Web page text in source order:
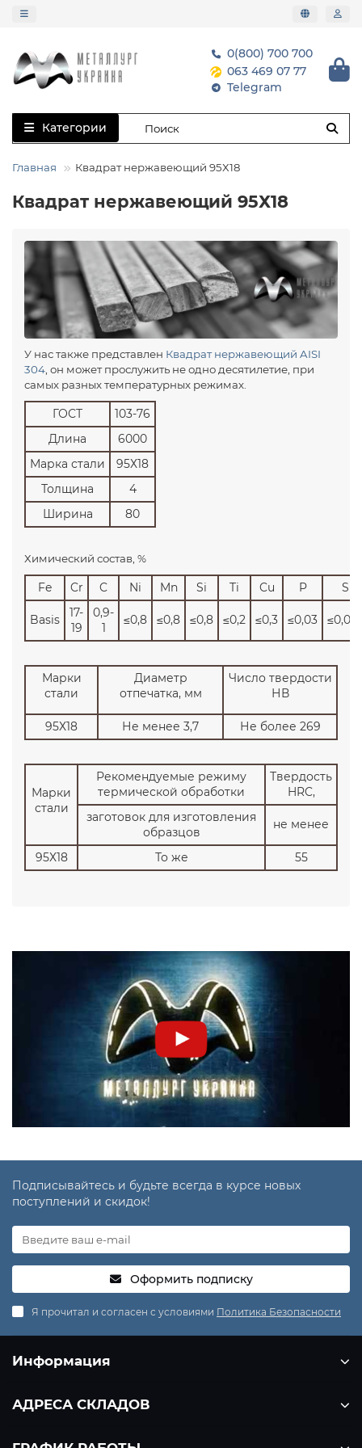
0(800) 700 700
063 469 07 77
Telegram
Категории
Главная Квадрат нержавеющий 95Х18
Квадрат нержавеющий 95Х18
У нас также представлен Квадрат нержавеющий AISI
304, он может прослужить не одно десятилетие, при
самых разных температурных режимах.
ГОСТ
103-76
Длина
6000
Марка стали
95Х18
Толщина
4
Ширина
80
Химический состав, %
Fe Cr C Ni Mn Si Ti Cu P S
Basis
17-
19
0,9-
1
≤0,8 ≤0,8 ≤0,8 ≤0,2 ≤0,3 ≤0,03
Марки
стали
Диаметр
отпечатка, мм
Число твердости
НВ
95Х18 Не менее 3,7 Не более 269
Марки
стали
Рекомендуемые режиму
термической обработки
Твердость
HRC,
заготовок для изготовления
образцов
не менее
95Х18 То же 55
Подписывайтесь и будьте всегда в курсе новых
поступлений и скидок!
Оформить подписку
Я прочитал и согласен с условиями Политика Безопасности
Информация
АДРЕСА СКЛАДОВ